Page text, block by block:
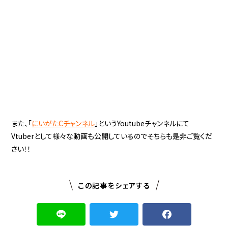
また、「にいがたCチャンネル 」というYoutubeチャンネルにて
Vtuberとして様々な動画も公開しているのでそちらも是非ご覧くだ
さい！！
この記事をシェアする